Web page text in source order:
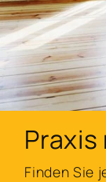
Praxis
Finden Sie